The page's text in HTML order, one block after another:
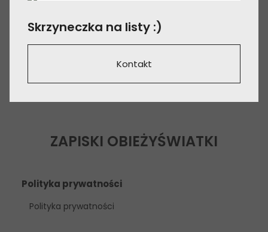
Skrzyneczka na listy :)
Kontakt
ZAPISKI OBIEŻYŚWIATKI
Polityka prywatności
Polityka prywatności